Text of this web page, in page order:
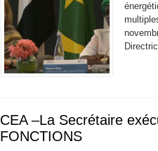
CEA –La Secrétaire
FONCTIONS